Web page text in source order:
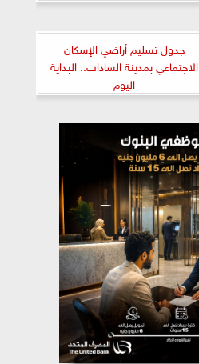
جدول تسليم أراضي الإسكان
الاجتماعي بمدينة السادات.. البداية
اليوم